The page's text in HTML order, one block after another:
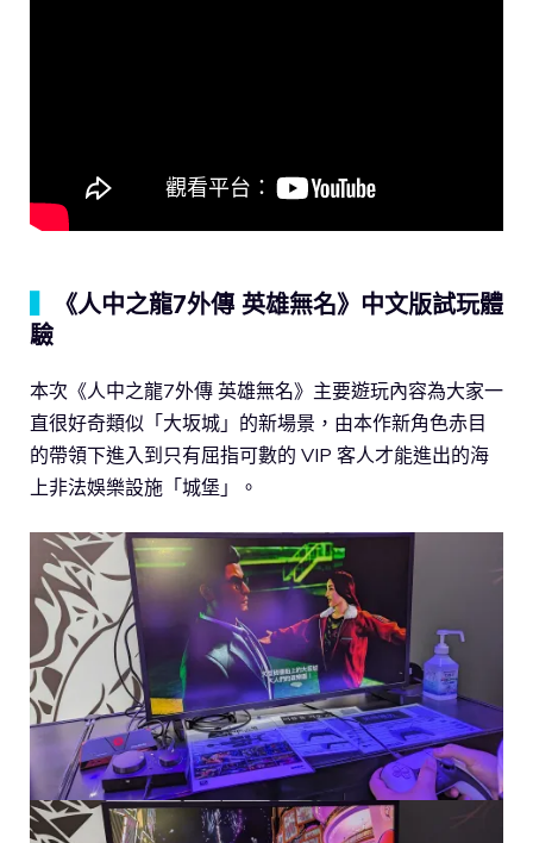
《人中之龍7外傳 英雄無名》中文版試玩體
驗
本次《人中之龍7外傳 英雄無名》主要遊玩內容為大家一
直很好奇類似「大坂城」的新場景，由本作新角色赤目
的帶領下進入到只有屈指可數的 VIP 客人才能進出的海
上非法娛樂設施「城堡」。